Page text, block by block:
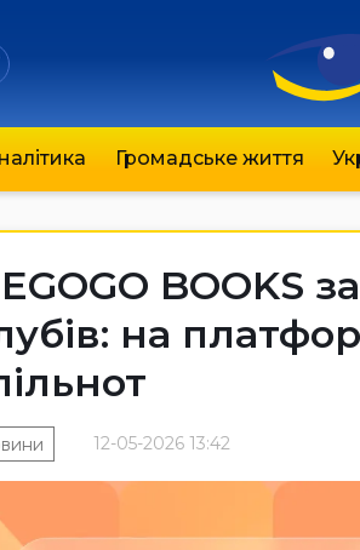
Громадське життя
BOOKS
на
12-05-2026 13:42